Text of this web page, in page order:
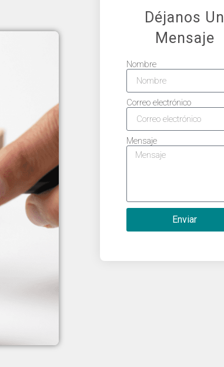
Déjanos Un
Mensaje
Nombre
Correo electrónico
Mensaje
Enviar